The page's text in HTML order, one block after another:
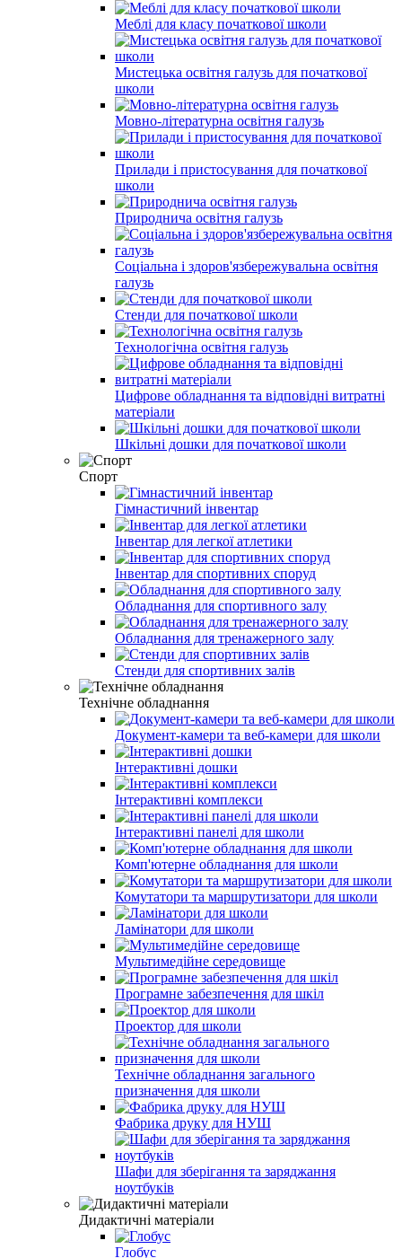
Меблі для класу початкової школи
Мистецька освітня галузь для початкової
школи
Мовно-літературна освітня галузь
Прилади і пристосування для початкової
школи
Природнича освітня галузь
Соціальна і здоров'язбережувальна освітня
галузь
Стенди для початкової школи
Технологічна освітня галузь
Цифрове обладнання та відповідні витратні
матеріали
Шкільні дошки для початкової школи
Спорт
Гімнастичний інвентар
Інвентар для легкої атлетики
Інвентар для спортивних споруд
Обладнання для спортивного залу
Обладнання для тренажерного залу
Стенди для спортивних залів
Технічне обладнання
Документ-камери та веб-камери для школи
Інтерактивні дошки
Інтерактивні комплекси
Інтерактивні панелі для школи
Комп'ютерне обладнання для школи
Комутатори та маршрутизатори для школи
Ламінатори для школи
Мультимедійне середовище
Програмне забезпечення для шкіл
Проектор для школи
Технічне обладнання загального
призначення для школи
Фабрика друку для НУШ
Шафи для зберігання та заряджання
ноутбуків
Дидактичні матеріали
Глобус